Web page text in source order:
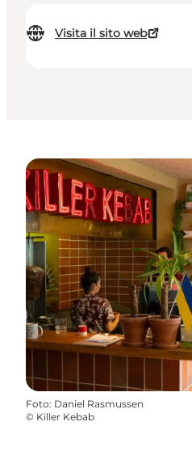
Visita il sito web
Foto: Daniel Rasmussen
© Killer Kebab